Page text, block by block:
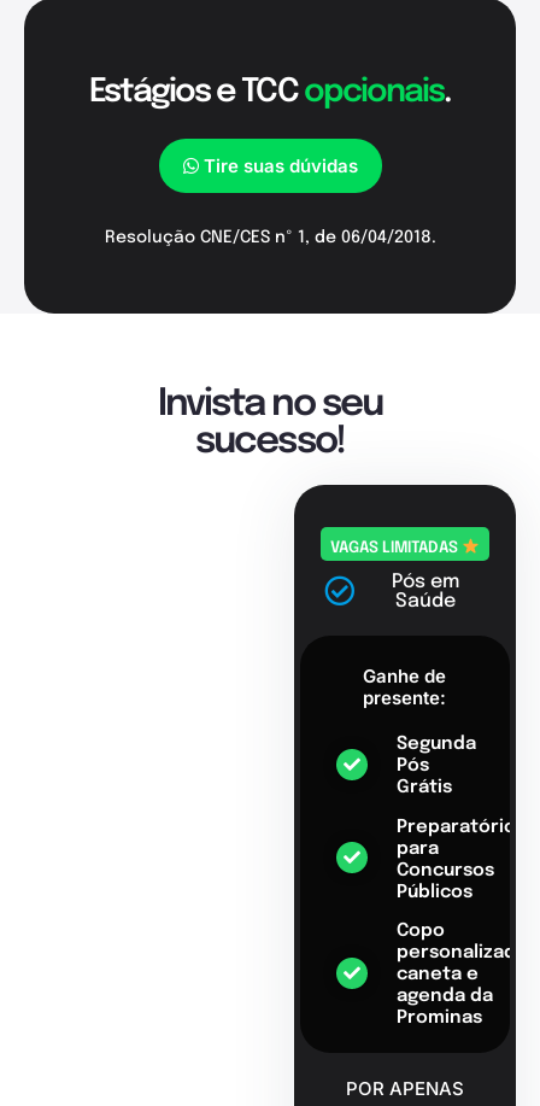
Estágios e TCCopcionais.
Tire suas dúvidas
Resolução CNE/CES nº 1, de 06/04/2018.
Invista no seu
sucesso!
VAGAS LIMITADAS
Pós em
Saúde
Ganhe de
presente:
Segunda
Pós
Grátis
Preparatório
para
Concursos
Públicos
Copo
personalizado,
caneta e
agenda da
Prominas
POR APENAS